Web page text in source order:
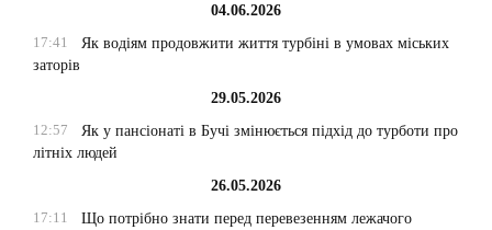
04.06.2026
17:41
Як водіям продовжити життя турбіні в умовах міських
заторів
29.05.2026
12:57
Як у пансіонаті в Бучі змінюється підхід до турботи про
літніх людей
26.05.2026
17:11
Що потрібно знати перед перевезенням лежачого